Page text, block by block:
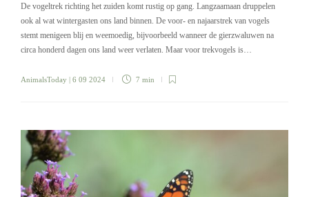
De vogeltrek richting het zuiden komt rustig op gang. Langzaamaan druppelen
ook al wat wintergasten ons land binnen. De voor- en najaarstrek van vogels
stemt menigeen blij en weemoedig, bijvoorbeeld wanneer de gierzwaluwen na
circa honderd dagen ons land weer verlaten. Maar voor trekvogels is…
AnimalsToday | 6 09 2024 7 min